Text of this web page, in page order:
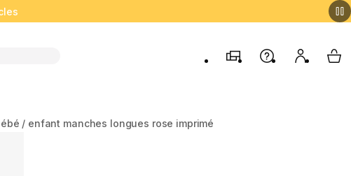
MagasinsAide Mon My
/ enfant manches longues rose imprimé